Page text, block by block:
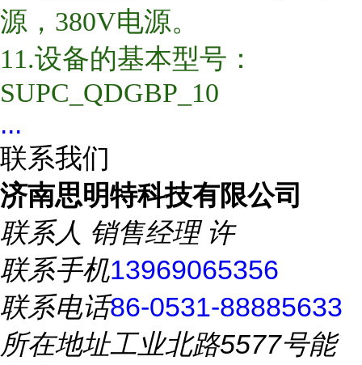
源，380V电源。
11.设备的基本型号：
SUPC_QDGBP_10
...
联系我们
济南思明特科技有限公司
联系人 销售经理 许
联系手机13969065356
联系电话86-0531-88885633
所在地址工业北路5577号能